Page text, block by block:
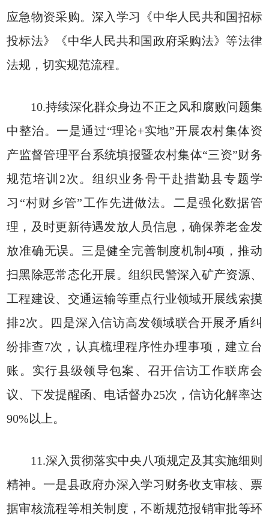
应急物资采购。深入学习《中华人民共和国招标
投标法》《中华人民共和国政府采购法》等法律
法规，切实规范流程。
10.持续深化群众身边不正之风和腐败问题集
中整治。一是通过“理论+实地”开展农村集体资
产监督管理平台系统填报暨农村集体“三资”财务
规范培训2次。组织业务骨干赴措勤县专题学
习“村财乡管”工作先进做法。二是强化数据管
理，及时更新待遇发放人员信息，确保养老金发
放准确无误。三是健全完善制度机制4项，推动
扫黑除恶常态化开展。组织民警深入矿产资源、
工程建设、交通运输等重点行业领域开展线索摸
排2次。四是深入信访高发领域联合开展矛盾纠
纷排查7次，认真梳理程序性办理事项，建立台
账。实行县级领导包案、召开信访工作联席会
议、下发提醒函、电话督办25次，信访化解率达
90%以上。
11.深入贯彻落实中央八项规定及其实施细则
精神。一是县政府办深入学习财务收支审核、票
据审核流程等相关制度，不断规范报销审批等环